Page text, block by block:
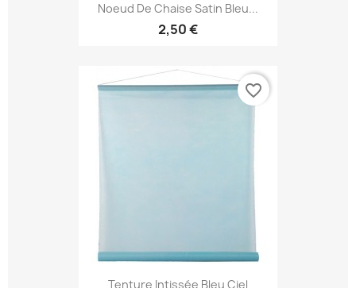
Noeud De Chaise Satin Bleu...
2,50 €
Tenture Intissée Bleu Ciel
favorite_border